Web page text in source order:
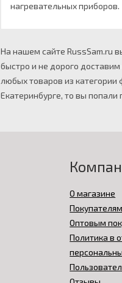
нагревательных приборов.
На нашем сайте RussSam.ru
быстро и не дорого
любых товаров из
Екатеринбурге, то вы
О магазине
Покупателям
Оптовым
Политика в